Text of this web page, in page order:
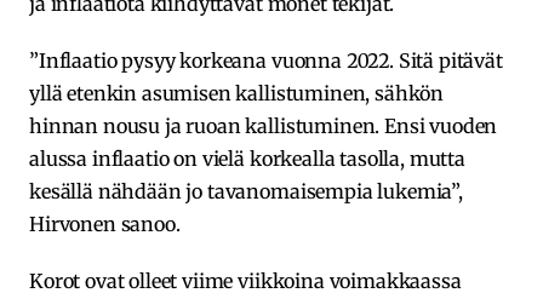
”Inflaatio pysyy korkeana vuonna 2022. Sitä pitävät
yllä etenkin asumisen kallistuminen, sähkön
hinnan nousu ja ruoan kallistuminen. Ensi vuoden
alussa inflaatio on vielä korkealla tasolla, mutta
kesällä nähdään jo tavanomaisempia lukemia”,
Hirvonen sanoo.
Korot ovat olleet viime viikkoina voimakkaassa